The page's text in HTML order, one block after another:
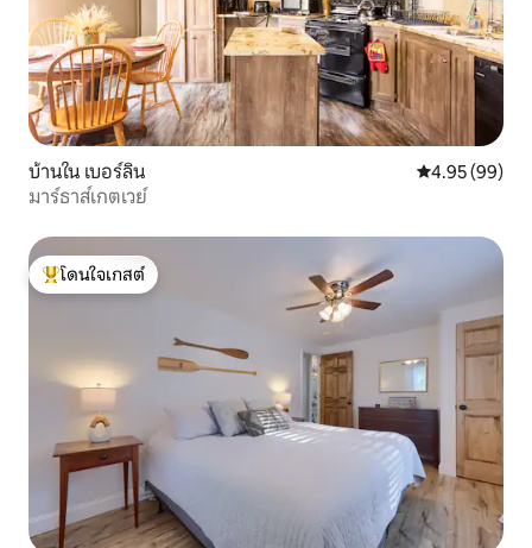
บ้านใน เบอร์ลิน คะแนนเฉลี่ย
4.95 (99)
มาร์ธาส์เกตเวย์
โดนใจเกสต์ที่สุด
โดนใจเกสต์